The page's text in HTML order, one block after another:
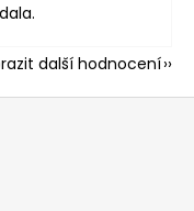
další hodnocení